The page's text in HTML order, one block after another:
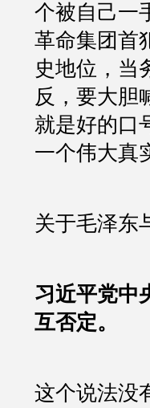
个被自己一
革命集团首
史地位，当
反，要大胆
就是好的口
一个伟大真
关于毛泽东
习近平党中
互否定。
这个说法没